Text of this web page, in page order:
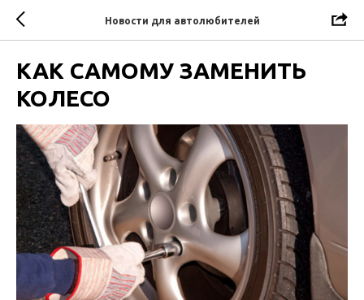
Новости для автолюбителей
КАК САМОМУ ЗАМЕНИТЬ
КОЛЕСО